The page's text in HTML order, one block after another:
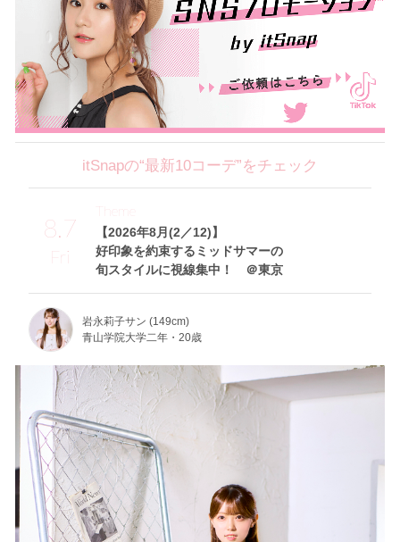
itSnapの“最新10コーデ”をチェック
8.7
Fri
【2026年8月(2／12)】
好印象を約束するミッドサマーの
旬スタイルに視線集中！ ＠東京
Theme
岩永莉子サン (149cm)
青山学院大学二年・20歳